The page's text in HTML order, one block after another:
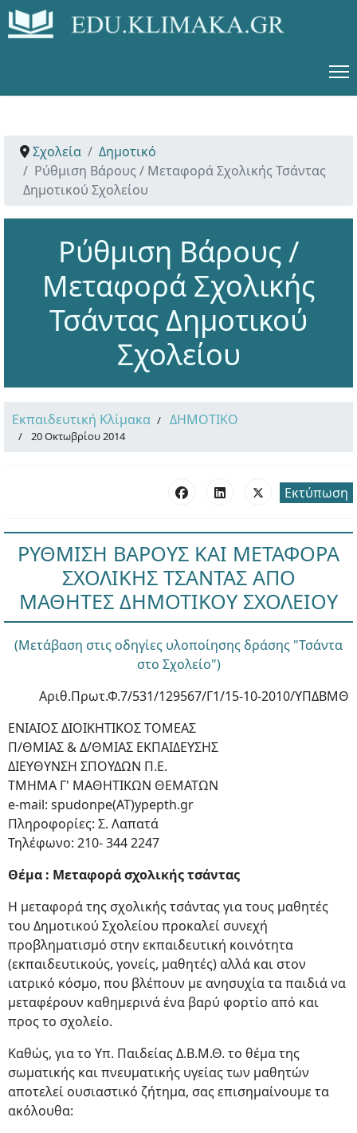
Σχολεία
Δημοτικό
Ρύθμιση Βάρους / Μεταφορά Σχολικής Τσάντας
Δημοτικού Σχολείου
Ρύθμιση Βάρους /
Μεταφορά Σχολικής
Τσάντας Δημοτικού
Σχολείου
Εκπαιδευτική Κλίμακα ΔΗΜΟΤΙΚΟ
20 Οκτωβρίου 2014
Εκτύπωση
ΡΥΘΜΙΣΗ ΒΑΡΟΥΣ ΚΑΙ ΜΕΤΑΦΟΡΑ
ΣΧΟΛΙΚΗΣ ΤΣΑΝΤΑΣ ΑΠΟ
ΜΑΘΗΤΕΣ ΔΗΜΟΤΙΚΟΥ ΣΧΟΛΕΙΟΥ
(Μετάβαση στις οδηγίες υλοποίησης δράσης "Τσάντα
στο Σχολείο")
Αριθ.Πρωτ.Φ.7/531/129567/Γ1/15-10-2010/ΥΠΔΒΜΘ
ΕΝΙΑΙΟΣ ΔΙΟΙΚΗΤΙΚΟΣ ΤΟΜΕΑΣ
Π/ΘΜΙΑΣ & Δ/ΘΜΙΑΣ ΕΚΠΑΙΔΕΥΣΗΣ
ΔΙΕΥΘΥΝΣΗ ΣΠΟΥΔΩΝ Π.Ε.
ΤΜΗΜΑ Γ' ΜΑΘΗΤΙΚΩΝ ΘΕΜΑΤΩΝ
e-mail: spudonpe(ΑΤ)ypepth.gr
Πληροφορίες: Σ. Λαπατά
Τηλέφωνο: 210- 344 2247
Θέμα : Μεταφορά σχολικής τσάντας
Η μεταφορά της σχολικής τσάντας για τους μαθητές
του Δημοτικού Σχολείου προκαλεί συνεχή
προβληματισμό στην εκπαιδευτική κοινότητα
(εκπαιδευτικούς, γονείς, μαθητές) αλλά και στον
ιατρικό κόσμο, που βλέπουν με ανησυχία τα παιδιά να
μεταφέρουν καθημερινά ένα βαρύ φορτίο από και
προς το σχολείο.
Καθώς, για το Υπ. Παιδείας Δ.Β.Μ.Θ. το θέμα της
σωματικής και πνευματικής υγείας των μαθητών
αποτελεί ουσιαστικό ζήτημα, σας επισημαίνουμε τα
ακόλουθα: